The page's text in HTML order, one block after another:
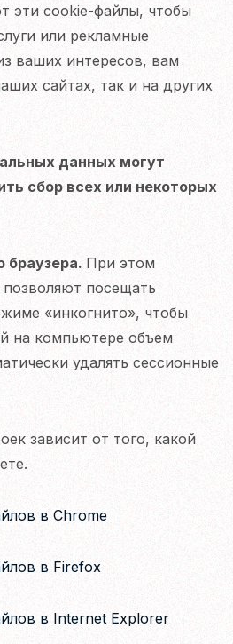
эти cookie-файлы, чтобы
или рекламные
ваших интересов, вам
сайтах, так и на других
данных могут
сбор всех или некоторых
браузера. При этом
посещать
«инкогнито», чтобы
на компьютере объем
удалять сессионные
зависит от того, какой
в Chrome
в Firefox
в Internet Explorer